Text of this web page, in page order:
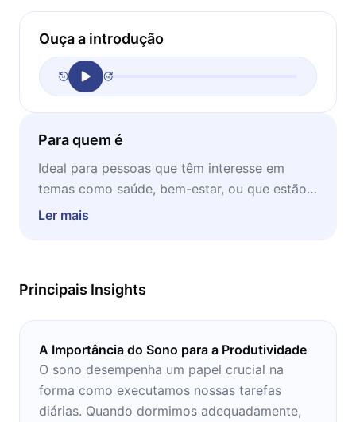
Ouça a introdução
Para quem é
Ideal para pessoas que têm interesse em
temas como saúde, bem-estar, ou que estão
passando por problemas na qualidade do
Ler mais
Principais Insights
A Importância do Sono para a Produtividade
O sono desempenha um papel crucial na
forma como executamos nossas tarefas
diárias. Quando dormimos adequadamente,